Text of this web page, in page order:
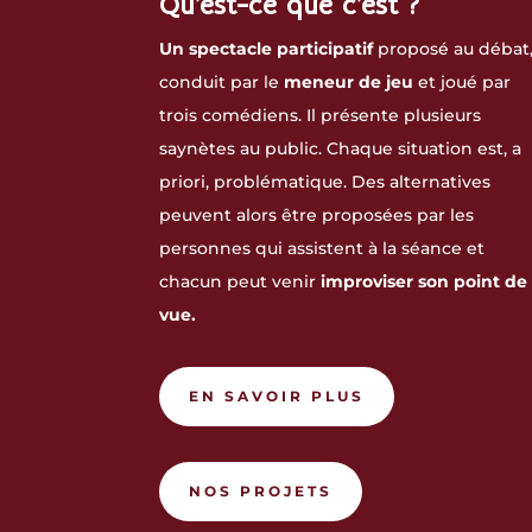
Qu’est-ce que c’est ?
Un spectacle participatifproposé au
conduit par le meneur de jeu et joué par
trois comédiens. Il présente plusieurs
saynètes au public. Chaque situation est, a
priori, problématique. Des alternatives
peuvent alors être proposées par les
personnes qui assistent à la séance et
chacun peut venirimproviser son point de
vue.
EN SAVOIR PLUS
NOS PROJETS